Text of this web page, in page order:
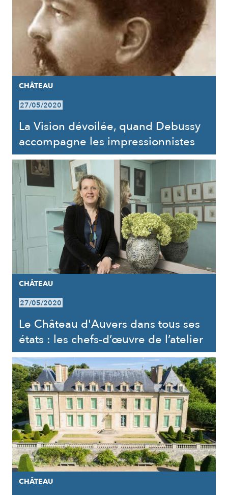
CHÂTEAU
27/05/2020
La Vision dévoilée, quand Debussy
accompagne les impressionnistes
CHÂTEAU
27/05/2020
Le Château d'Auvers dans tous ses
états : les chefs-d’œuvre de l’atelier
CHÂTEAU